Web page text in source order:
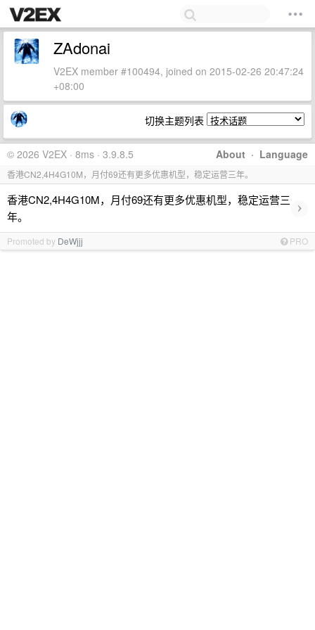
ZAdonai
V2EX member #100494, joined on 2015-02-26 20:47:24
+08:00
切换主题列表
About · Language
© 2026 V2EX · 8ms · 3.9.8.5
香港CN2,4H4G10M，月付69还有更多优惠机型，稳定运营三年。
香港CN2,4H4G10M，月付69还有更多优惠机型，稳定运营三
年。
›
Promoted by DeWjjj PRO